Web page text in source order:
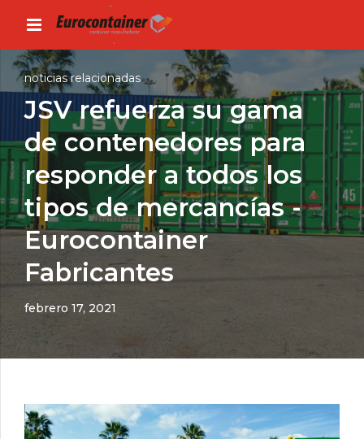
noticias relacionadas
JSV refuerza su gama
de contenedores para
responder a todos los
tipos de mercancías -
Eurocontainer
Fabricantes
febrero 17, 2021